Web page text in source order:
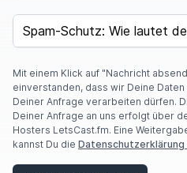
SPAM CAPTCHA
Mit einem Klick auf "Nachricht
einverstanden, dass wir Deine
Deiner Anfrage verarbeiten dürfen.
Deiner Anfrage an uns erfolgt über
Hosters LetsCast.fm. Eine
kannst Du die